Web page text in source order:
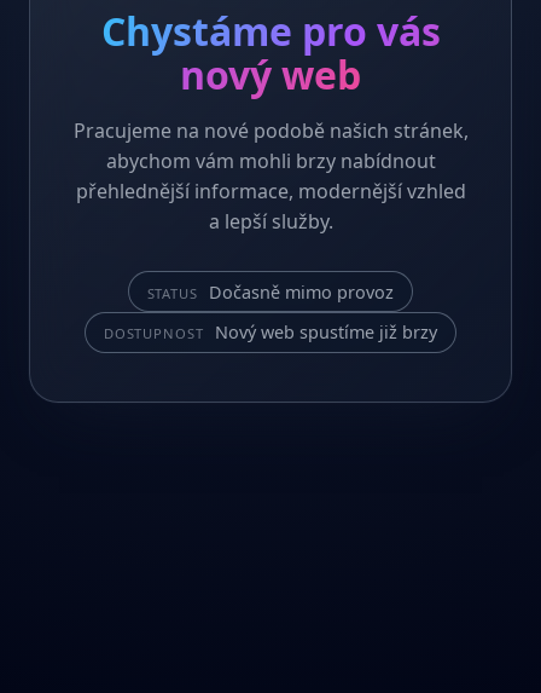
Chystáme pro vás
nový web
Pracujeme na nové podobě našich stránek,
abychom vám mohli brzy nabídnout
přehlednější informace, modernější vzhled
a lepší služby.
STATUS Dočasně mimo provoz
DOSTUPNOST Nový web spustíme již brzy